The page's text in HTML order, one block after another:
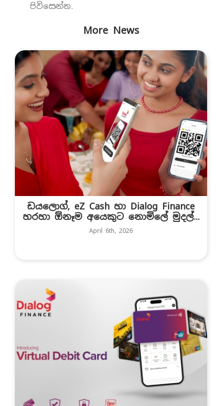
පිවිසෙන්න.
More News
ඩයලොග්, eZ Cash හා Dialog Finance
හරහා ඕනෑම අයෙකුට නොමිලේ මුදල්...
April 6th, 2026